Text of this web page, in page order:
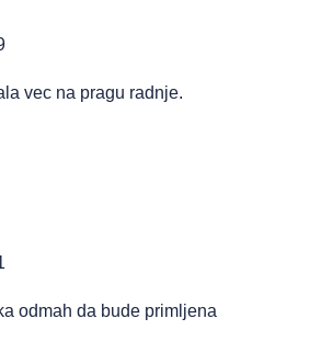
vec na pragu radnje.
odmah da bude primljena